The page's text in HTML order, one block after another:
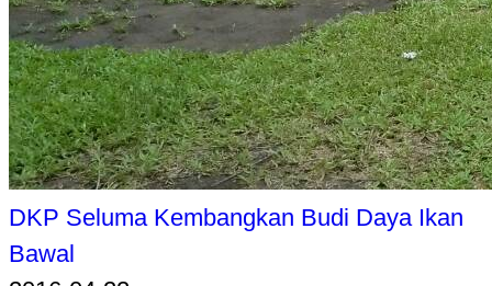
DKP Seluma Kembangkan Budi Daya Ikan
Bawal